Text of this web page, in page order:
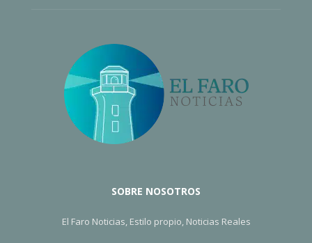
SOBRE NOSOTROS
El Faro Noticias, Estilo propio, Noticias Reales